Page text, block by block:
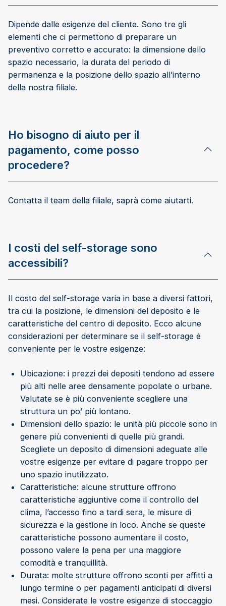
Dipende dalle esigenze del cliente. Sono tre gli
elementi che ci permettono di preparare un
preventivo corretto e accurato: la dimensione dello
spazio necessario, la durata del periodo di
permanenza e la posizione dello spazio all’interno
della nostra filiale.
Ho bisogno di aiuto per il
pagamento, come posso
procedere?
Contatta il team della filiale, saprà come aiutarti.
I costi del self-storage sono
accessibili?
Il costo del self-storage varia in base a diversi fattori,
tra cui la posizione, le dimensioni del deposito e le
caratteristiche del centro di deposito. Ecco alcune
considerazioni per determinare se il self-storage è
conveniente per le vostre esigenze:
Ubicazione: i prezzi dei depositi tendono ad essere
più alti nelle aree densamente popolate o urbane.
Valutate se è più conveniente scegliere una
struttura un po’ più lontano.
Dimensioni dello spazio: le unità più piccole sono in
genere più convenienti di quelle più grandi.
Scegliete un deposito di dimensioni adeguate alle
vostre esigenze per evitare di pagare troppo per
uno spazio inutilizzato.
Caratteristiche: alcune strutture offrono
caratteristiche aggiuntive come il controllo del
clima, l’accesso fino a tardi sera, le misure di
sicurezza e la gestione in loco. Anche se queste
caratteristiche possono aumentare il costo,
possono valere la pena per una maggiore
comodità e tranquillità.
Durata: molte strutture offrono sconti per affitti a
lungo termine o per pagamenti anticipati di diversi
mesi. Considerate le vostre esigenze di stoccaggio